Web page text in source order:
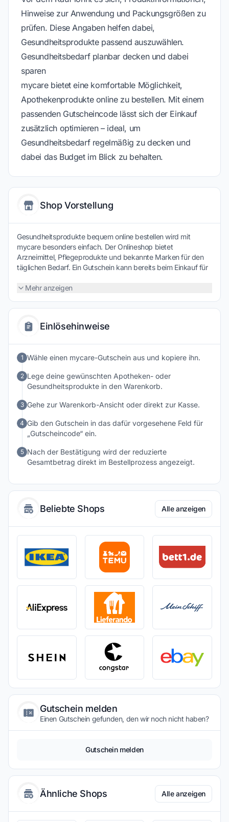
Hinweise zur Anwendung und Packungsgrößen zu
prüfen. Diese Angaben helfen dabei,
Gesundheitsprodukte passend auszuwählen.
Gesundheitsbedarf planbar decken und dabei
sparen
mycare bietet eine komfortable Möglichkeit,
Apothekenprodukte online zu bestellen. Mit einem
passenden Gutscheincode lässt sich der Einkauf
zusätzlich optimieren – ideal, um
Gesundheitsbedarf regelmäßig zu decken und
dabei das Budget im Blick zu behalten.
Shop Vorstellung
Gesundheitsprodukte bequem online bestellen wird mit
mycare besonders einfach. Der Onlineshop bietet
Arzneimittel, Pflegeprodukte und bekannte Marken für den
täglichen Bedarf. Ein Gutschein kann bereits beim Einkauf für
Versorgung und Wohlbefinden zuverlässig sowie
Mehr anzeigen
Einlösehinweise
1 Wähle einen mycare-Gutschein aus und kopiere ihn.
2 Lege deine gewünschten Apotheken- oder
Gesundheitsprodukte in den Warenkorb.
3 Gehe zur Warenkorb-Ansicht oder direkt zur Kasse.
4 Gib den Gutschein in das dafür vorgesehene Feld für
„Gutscheincode“ ein.
5 Nach der Bestätigung wird der reduzierte
Gesamtbetrag direkt im Bestellprozess angezeigt.
Beliebte Shops Alle anzeigen
Gutschein melden
Einen Gutschein gefunden, den wir noch nicht haben?
Gutschein melden
Ähnliche Shops Alle anzeigen